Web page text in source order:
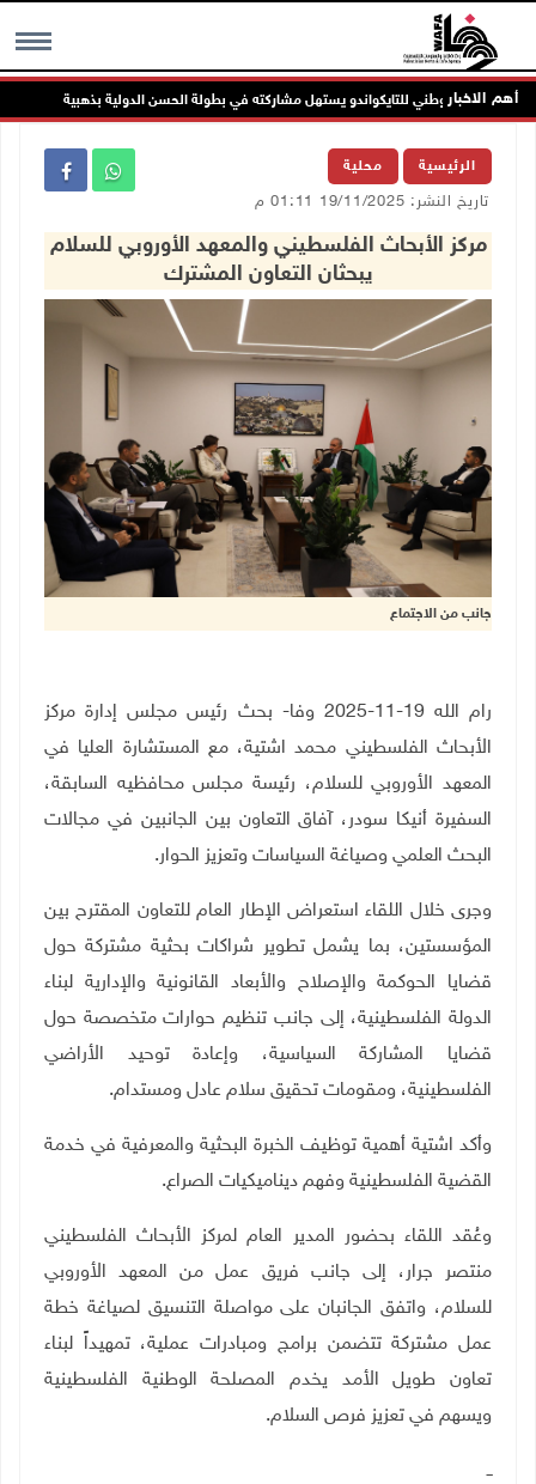
MENU أهم الاخبار
منتخبنا الوطني للتايكواندو يستهل مشاركته في بطولة الحسن الدولية بذهبية وبرونزية
الرئيسية محلية
تاريخ النشر: 19/11/2025 01:11 م
مركز الأبحاث الفلسطيني والمعهد الأوروبي للسلام
يبحثان التعاون المشترك
جانب من الاجتماع
رام الله 19-11-2025 وفا- بحث رئيس مجلس إدارة مركز
الأبحاث الفلسطيني محمد اشتية، مع المستشارة العليا في
المعهد الأوروبي للسلام، رئيسة مجلس محافظيه السابقة،
السفيرة أنيكا سودر، آفاق التعاون بين الجانبين في مجالات
البحث العلمي وصياغة السياسات وتعزيز الحوار.
وجرى خلال اللقاء استعراض الإطار العام للتعاون المقترح بين
المؤسستين، بما يشمل تطوير شراكات بحثية مشتركة حول
قضايا الحوكمة والإصلاح والأبعاد القانونية والإدارية لبناء
الدولة الفلسطينية، إلى جانب تنظيم حوارات متخصصة حول
قضايا المشاركة السياسية، وإعادة توحيد الأراضي
الفلسطينية، ومقومات تحقيق سلام عادل ومستدام.
وأكد اشتية أهمية توظيف الخبرة البحثية والمعرفية في خدمة
القضية الفلسطينية وفهم ديناميكيات الصراع.
وعُقد اللقاء بحضور المدير العام لمركز الأبحاث الفلسطيني
منتصر جرار، إلى جانب فريق عمل من المعهد الأوروبي
للسلام، واتفق الجانبان على مواصلة التنسيق لصياغة خطة
عمل مشتركة تتضمن برامج ومبادرات عملية، تمهيداً لبناء
تعاون طويل الأمد يخدم المصلحة الوطنية الفلسطينية
ويسهم في تعزيز فرص السلام.
ــ